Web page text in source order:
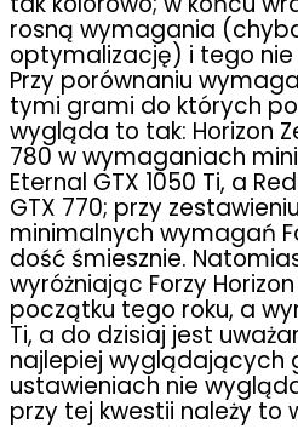
rosną wymagania
optymalizację) i tego
Przy porównaniu
tymi grami do których
wygląda to tak: Horizon
780 w wymaganiach
Eternal GTX 1050 Ti, a
GTX 770; przy
minimalnych wymagań
dość śmiesznie.
wyróżniając Forzy
początku tego roku, a
Ti, a do dzisiaj jest
najlepiej wyglądających
ustawieniach nie
przy tej kwestii należy to